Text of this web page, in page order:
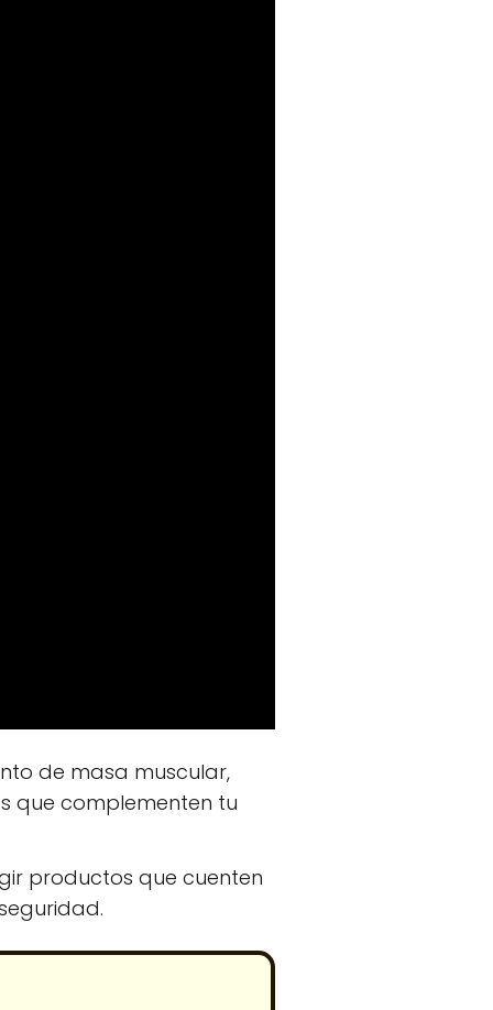
de masa muscular,
que complementen tu
productos que cuenten